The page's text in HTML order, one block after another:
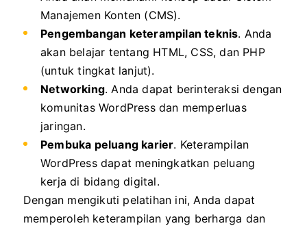
Manajemen Konten (CMS).
Pengembangan keterampilan teknis. Anda
akan belajar tentang HTML, CSS, dan PHP
(untuk tingkat lanjut).
Networking. Anda dapat berinteraksi dengan
komunitas WordPress dan memperluas
jaringan.
Pembuka peluang karier. Keterampilan
WordPress dapat meningkatkan peluang
kerja di bidang digital.
Dengan mengikuti pelatihan ini, Anda dapat
memperoleh keterampilan yang berharga dan